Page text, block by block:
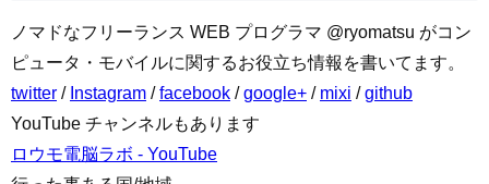
ノマドなフリーランス WEB プログラマ @ryomatsu がコン
ピュータ・モバイルに関するお役立ち情報を書いてます。
twitter / Instagram /facebook /google+ / mixi /github
YouTube チャンネルもあります
ロウモ電脳ラボ - YouTube